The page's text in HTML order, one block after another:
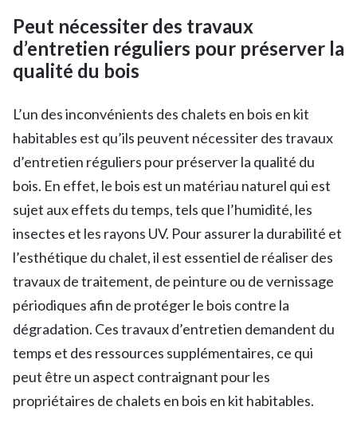
Peut nécessiter des travaux
d’entretien réguliers pour préserver la
qualité du bois
L’un des inconvénients des chalets en bois en kit
habitables est qu’ils peuvent nécessiter des travaux
d’entretien réguliers pour préserver la qualité du
bois. En effet, le bois est un matériau naturel qui est
sujet aux effets du temps, tels que l’humidité, les
insectes et les rayons UV. Pour assurer la durabilité et
l’esthétique du chalet, il est essentiel de réaliser des
travaux de traitement, de peinture ou de vernissage
périodiques afin de protéger le bois contre la
dégradation. Ces travaux d’entretien demandent du
temps et des ressources supplémentaires, ce qui
peut être un aspect contraignant pour les
propriétaires de chalets en bois en kit habitables.